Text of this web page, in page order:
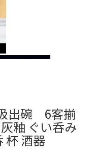
出碗 6客揃
釉 ぐい呑み
杯 酒器